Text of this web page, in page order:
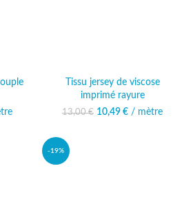
était :
actuel
Tissu jersey de viscose
imprimé rayure
13,00€
Le prix initial était :
10,49 €
Le prix
/ mètre
-19%